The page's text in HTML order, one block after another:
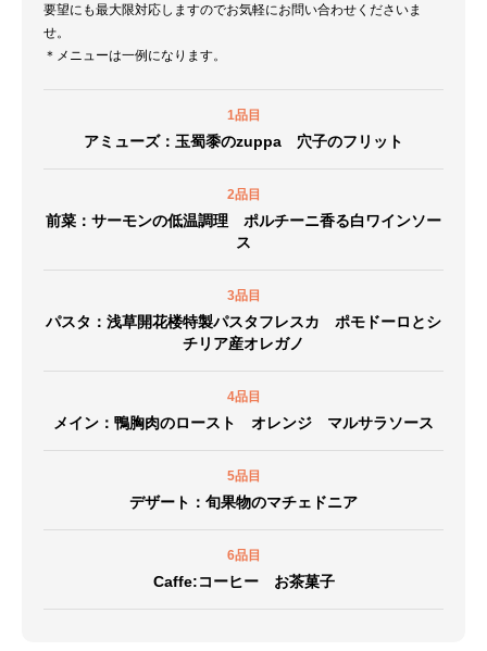
要望にも最大限対応しますのでお気軽にお問い合わせくださいま
せ。
＊メニューは一例になります。
1品目
アミューズ：玉蜀黍のzuppa 穴子のフリット
2品目
前菜：サーモンの低温調理 ポルチーニ香る白ワインソー
ス
3品目
パスタ：浅草開花楼特製パスタフレスカ ポモドーロとシ
チリア産オレガノ
4品目
メイン：鴨胸肉のロースト オレンジ マルサラソース
5品目
デザート：旬果物のマチェドニア
6品目
Caffe:コーヒー お茶菓子